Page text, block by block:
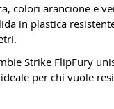
colori arancione e
in plastica
Strike FlipFury
per chi vuole